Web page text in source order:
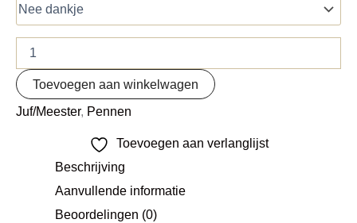
Toevoegen aan winkelwagen
Juf/Meester, Pennen
Toevoegen aan verlanglijst
Beschrijving
Aanvullende informatie
Beoordelingen (0)